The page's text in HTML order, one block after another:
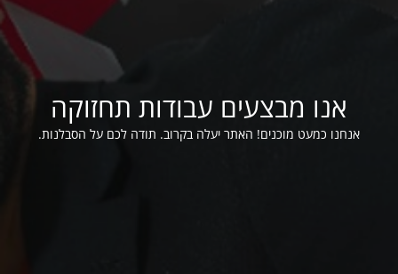
אנו מבצעים עבודות תחזוקה
אנחנו כמעט מוכנים! האתר יעלה בקרוב. תודה לכם על הסבלנות.